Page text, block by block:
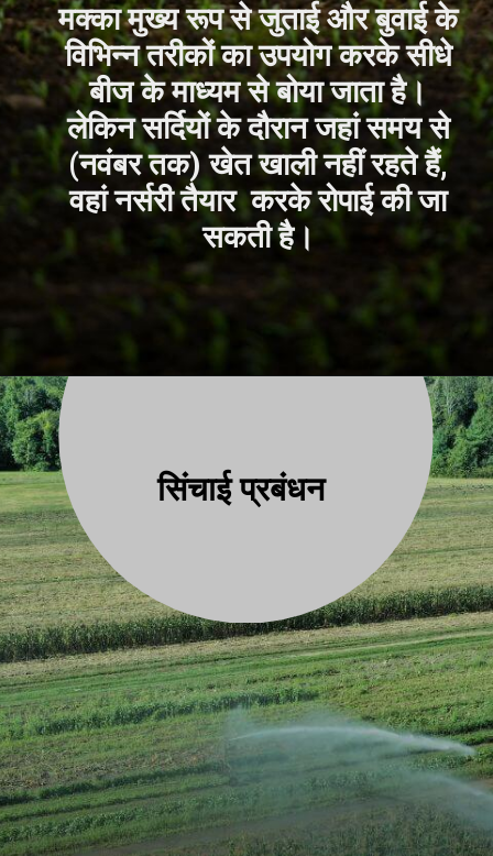
मक्का मुख्य रूप से जुताई और बुवाई के
विभिन्न तरीकों का उपयोग करके सीधे
बीज के माध्यम से बोया जाता है।
लेकिन सर्दियों के दौरान जहां समय से
(नवंबर तक) खेत खाली नहीं रहते हैं,
वहां नर्सरी तैयार करके रोपाई की जा
सकती है।
सिंचाई प्रबंधन